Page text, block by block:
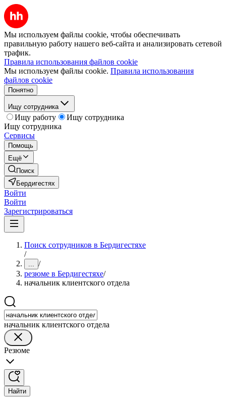
Мы используем файлы cookie, чтобы обеспечивать
правильную работу нашего веб-сайта и анализировать сетевой
трафик.
Правила использования файлов cookie
Мы используем файлы cookie. Правила использования
файлов cookie
Понятно
Ищу сотрудника
Ищу работу
Ищу сотрудника
Ищу сотрудника
Сервисы
Помощь
Ещё
Поиск
Бердигестях
Войти
Войти
Зарегистрироваться
Поиск сотрудников в Бердигестяхе
/
... /
резюме в Бердигестяхе/
начальник клиентского отдела
начальник клиентского отдела
Резюме
Найти